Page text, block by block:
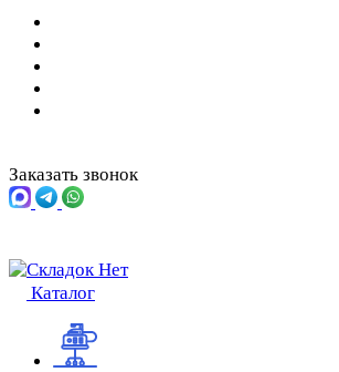
Заказать звонок
Каталог